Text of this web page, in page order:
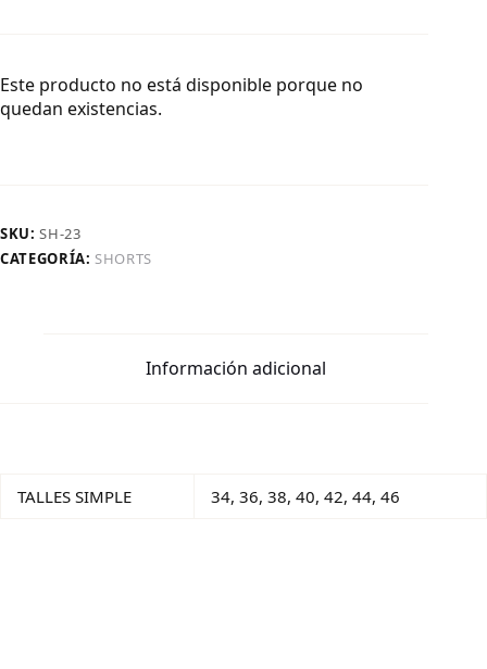
Este producto no está disponible porque no
quedan existencias.
SKU:SH-23
CATEGORÍA: SHORTS
Información adicional
TALLES SIMPLE 34, 36, 38, 40, 42, 44, 46